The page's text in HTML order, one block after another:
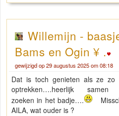
Willemijn -
Bams en Ogin ¥ .
gewijzigd op 29 augustus 2025 om 08:18
Dat is toch genieten als ze zo
optrekken….heerlijk samen
zoeken in het badje….
AILA, wat ouder is ?